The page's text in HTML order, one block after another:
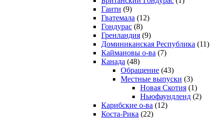
Гаити (9)
Гватемала (12)
Гондурас (8)
Гренландия (9)
Доминиканская Республика (11)
Каймановы о-ва (7)
Канада (48)
Обращение (43)
Местные выпуски (3)
Новая Скотия (1)
Ньюфаундленд (2)
Карибские о-ва (12)
Коста-Рика (22)